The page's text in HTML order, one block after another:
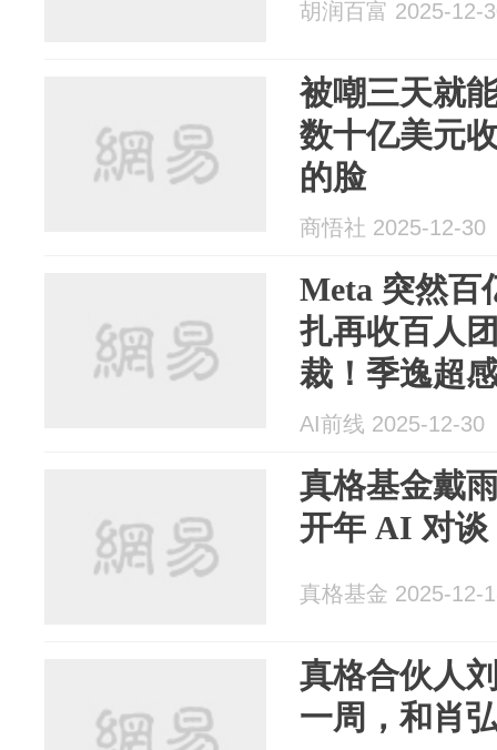
胡润百富 2025-12-
被嘲三天就
数十亿美元
的脸
商悟社 2025-12-30
Meta 突然百
扎再收百人
裁！季逸超
道路交汇了
AI前线 2025-12-30
真格基金戴
开年 AI 对谈
真格基金 2025-12-
真格合伙人
一周，和肖